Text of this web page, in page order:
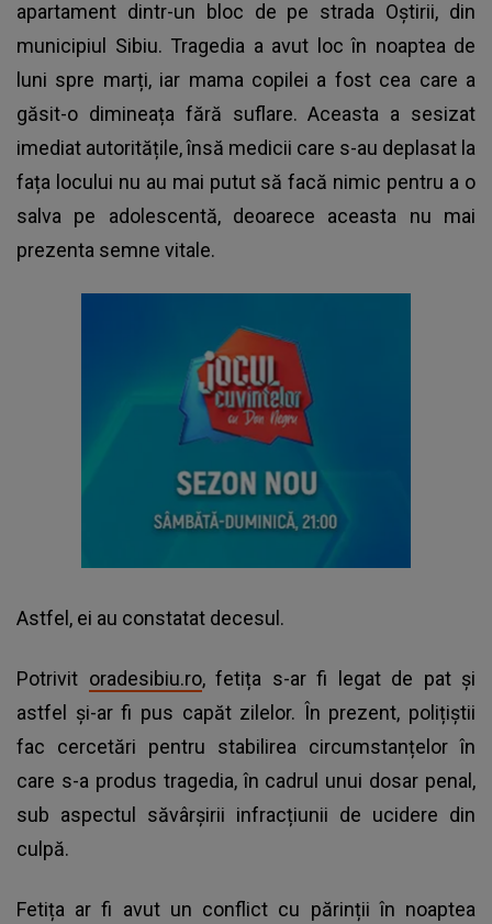
apartament dintr-un bloc de pe strada Oştirii, din
municipiul Sibiu. Tragedia a avut loc în noaptea de
luni spre marți, iar mama copilei a fost cea care a
găsit-o dimineața fără suflare. Aceasta a sesizat
imediat autoritățile, însă medicii care s-au deplasat la
fața locului nu au mai putut să facă nimic pentru a o
salva pe adolescentă, deoarece aceasta nu mai
prezenta semne vitale.
Astfel, ei au constatat decesul.
Potrivit oradesibiu.ro, fetița s-ar fi legat de pat și
astfel și-ar fi pus capăt zilelor. În prezent, polițiștii
fac cercetări pentru stabilirea circumstanțelor în
care s-a produs tragedia, în cadrul unui dosar penal,
sub aspectul săvârșirii infracțiunii de ucidere din
culpă.
Fetița ar fi avut un conflict cu părinții în noaptea